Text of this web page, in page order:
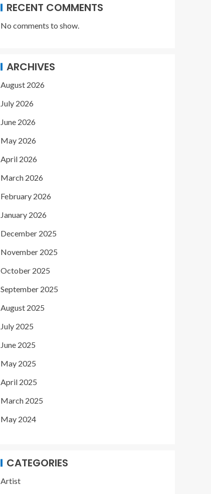
RECENT COMMENTS
No comments to show.
ARCHIVES
August 2026
July 2026
June 2026
May 2026
April 2026
March 2026
February 2026
January 2026
December 2025
November 2025
October 2025
September 2025
August 2025
July 2025
June 2025
May 2025
April 2025
March 2025
May 2024
CATEGORIES
Artist